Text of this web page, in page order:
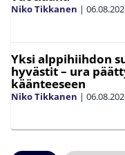
Niko Tikkanen |
Yksi alppihiihdon
hyvästit – ura
käänteeseen
Niko Tikkanen |